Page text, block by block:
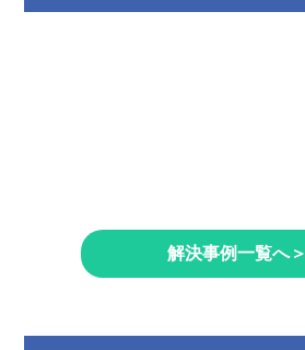
解決事例一覧へ＞